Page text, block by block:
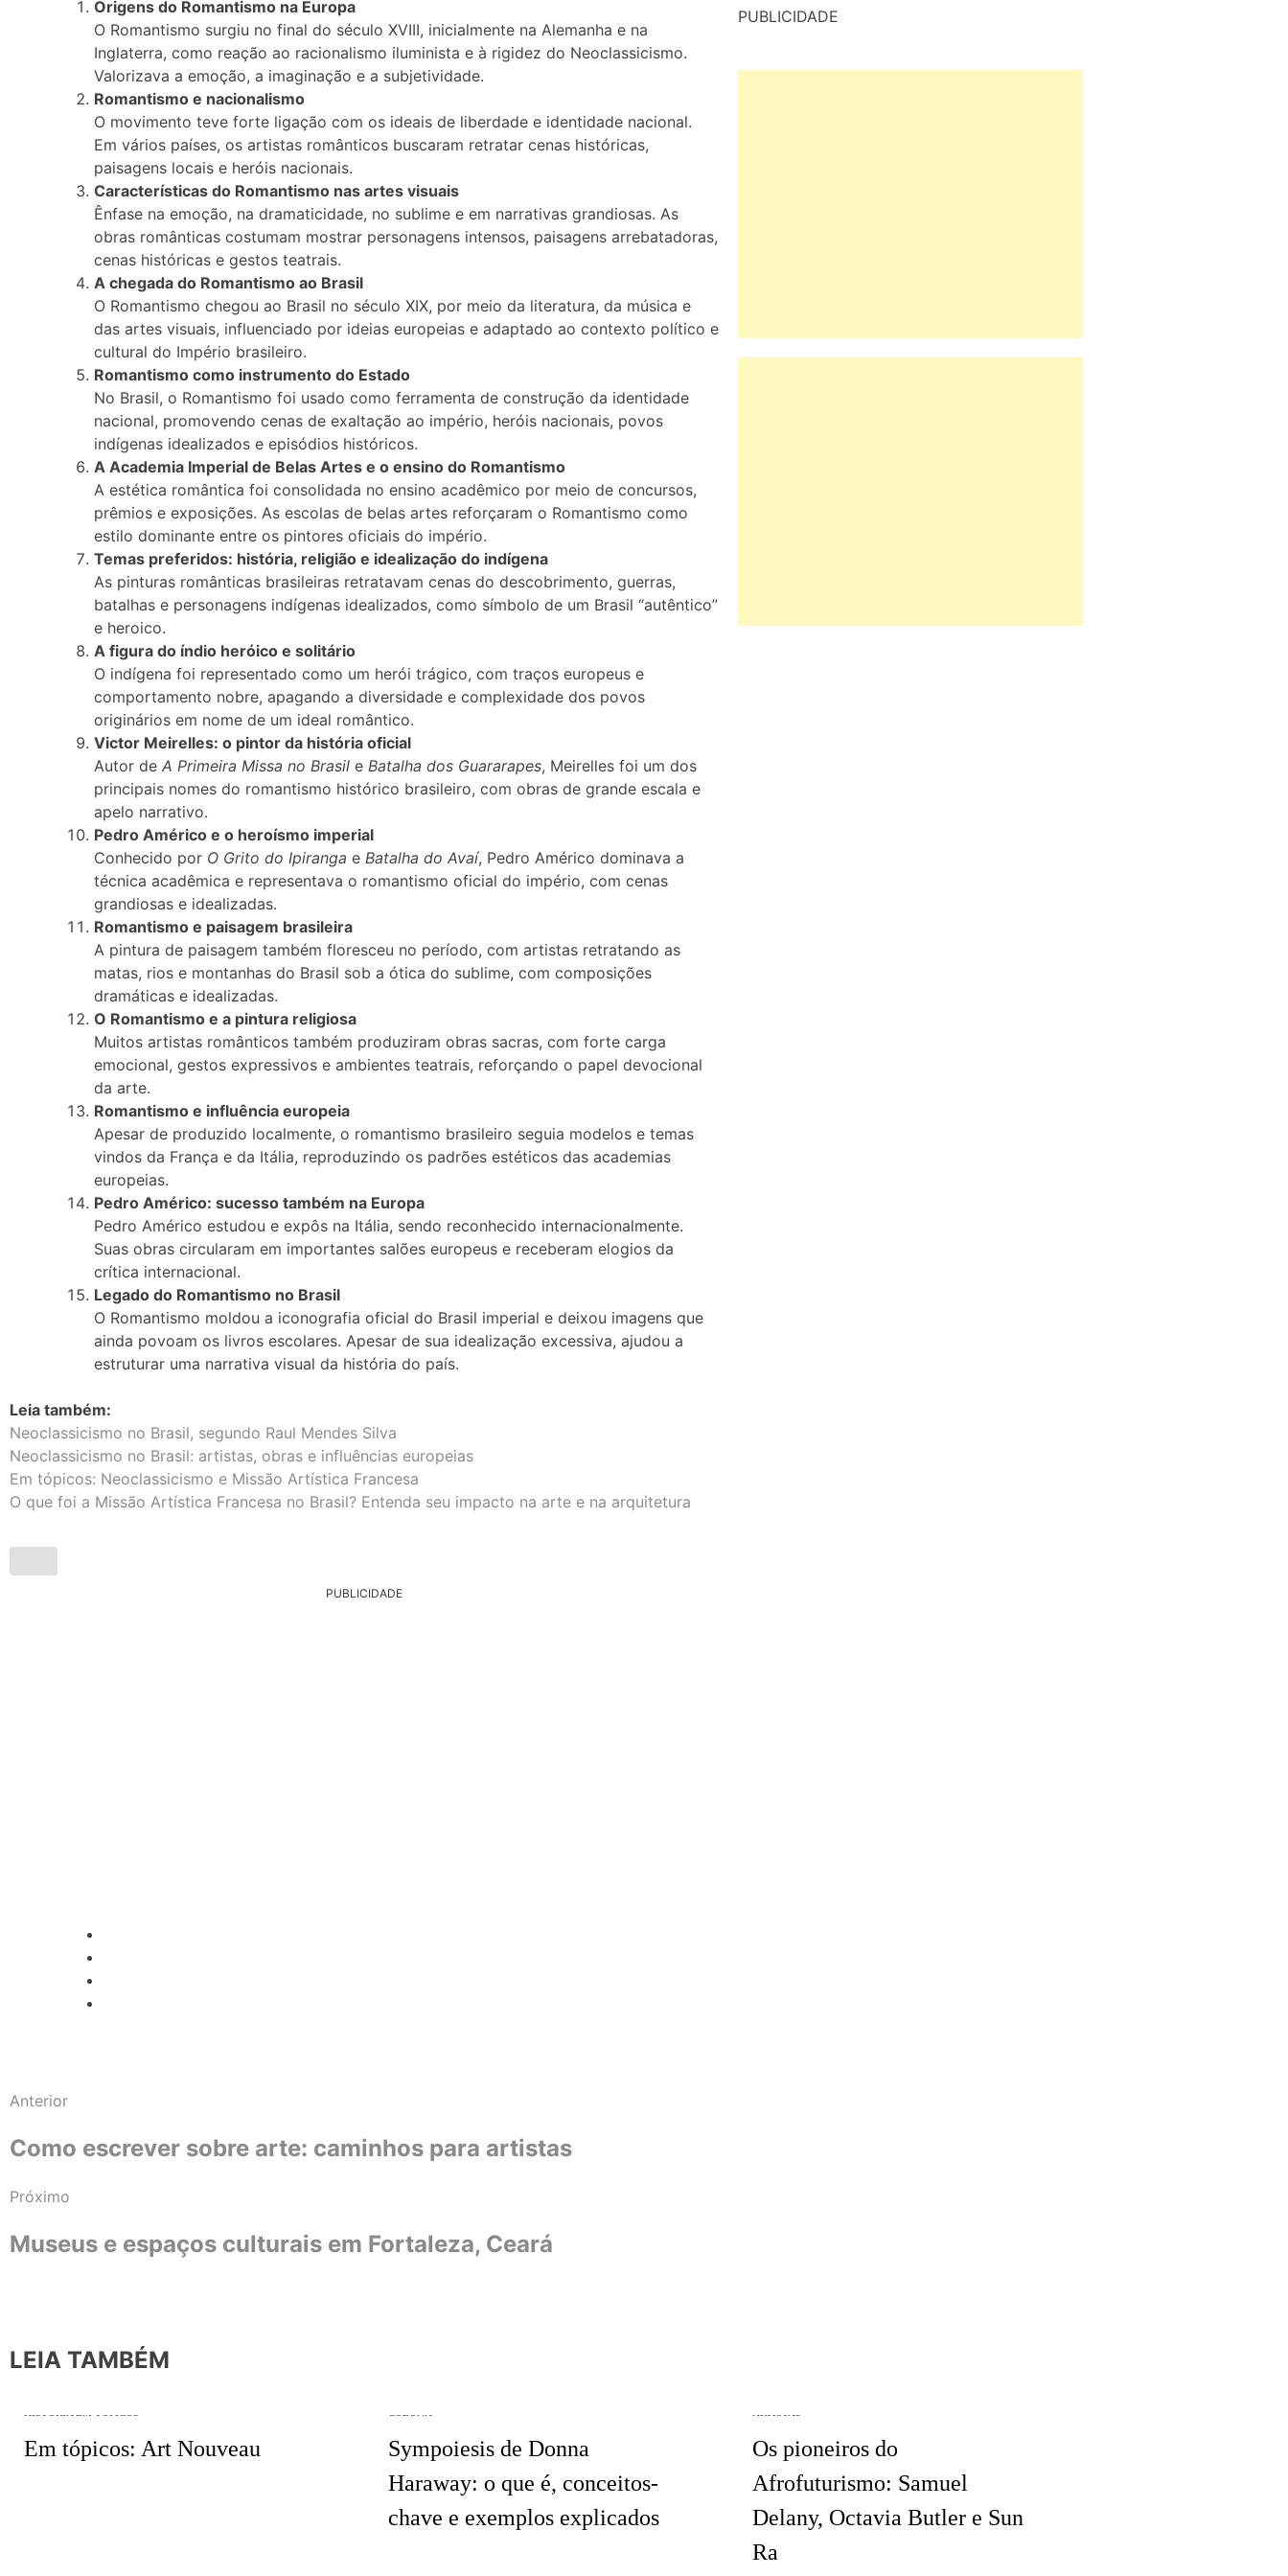
Origens do Romantismo na Europa
O Romantismo surgiu no final do século XVIII, inicialmente na Alemanha e na
Inglaterra, como reação ao racionalismo iluminista e à rigidez do Neoclassicismo.
Valorizava a emoção, a imaginação e a subjetividade.
Romantismo e nacionalismo
O movimento teve forte ligação com os ideais de liberdade e identidade nacional.
Em vários países, os artistas românticos buscaram retratar cenas históricas,
paisagens locais e heróis nacionais.
Características do Romantismo nas artes visuais
Ênfase na emoção, na dramaticidade, no sublime e em narrativas grandiosas. As
obras românticas costumam mostrar personagens intensos, paisagens arrebatadoras,
cenas históricas e gestos teatrais.
A chegada do Romantismo ao Brasil
O Romantismo chegou ao Brasil no século XIX, por meio da literatura, da música e
das artes visuais, influenciado por ideias europeias e adaptado ao contexto político e
cultural do Império brasileiro.
Romantismo como instrumento do Estado
No Brasil, o Romantismo foi usado como ferramenta de construção da identidade
nacional, promovendo cenas de exaltação ao império, heróis nacionais, povos
indígenas idealizados e episódios históricos.
A Academia Imperial de Belas Artes e o ensino do Romantismo
A estética romântica foi consolidada no ensino acadêmico por meio de concursos,
prêmios e exposições. As escolas de belas artes reforçaram o Romantismo como
estilo dominante entre os pintores oficiais do império.
Temas preferidos: história, religião e idealização do indígena
As pinturas românticas brasileiras retratavam cenas do descobrimento, guerras,
batalhas e personagens indígenas idealizados, como símbolo de um Brasil “autêntico”
e heroico.
A figura do índio heróico e solitário
O indígena foi representado como um herói trágico, com traços europeus e
comportamento nobre, apagando a diversidade e complexidade dos povos
originários em nome de um ideal romântico.
Victor Meirelles: o pintor da história oficial
Autor de A Primeira Missa no Brasil e Batalha dos Guararapes, Meirelles foi um dos
principais nomes do romantismo histórico brasileiro, com obras de grande escala e
apelo narrativo.
Pedro Américo e o heroísmo imperial
Conhecido por O Grito do Ipiranga e Batalha do Avaí, Pedro Américo dominava a
técnica acadêmica e representava o romantismo oficial do império, com cenas
grandiosas e idealizadas.
Romantismo e paisagem brasileira
A pintura de paisagem também floresceu no período, com artistas retratando as
matas, rios e montanhas do Brasil sob a ótica do sublime, com composições
dramáticas e idealizadas.
O Romantismo e a pintura religiosa
Muitos artistas românticos também produziram obras sacras, com forte carga
emocional, gestos expressivos e ambientes teatrais, reforçando o papel devocional
da arte.
Romantismo e influência europeia
Apesar de produzido localmente, o romantismo brasileiro seguia modelos e temas
vindos da França e da Itália, reproduzindo os padrões estéticos das academias
europeias.
Pedro Américo: sucesso também na Europa
Pedro Américo estudou e expôs na Itália, sendo reconhecido internacionalmente.
Suas obras circularam em importantes salões europeus e receberam elogios da
crítica internacional.
Legado do Romantismo no Brasil
O Romantismo moldou a iconografia oficial do Brasil imperial e deixou imagens que
ainda povoam os livros escolares. Apesar de sua idealização excessiva, ajudou a
estruturar uma narrativa visual da história do país.
Leia também:
Neoclassicismo no Brasil, segundo Raul Mendes Silva
Neoclassicismo no Brasil: artistas, obras e influências europeias
Em tópicos: Neoclassicismo e Missão Artística Francesa
O que foi a Missão Artística Francesa no Brasil? Entenda seu impacto na arte e na arquitetura
PUBLICIDADE
PUBLICIDADE
Anterior
Como escrever sobre arte: caminhos para artistas
Próximo
Museus e espaços culturais em Fortaleza, Ceará
LEIA TAMBÉM
HISTÓRIA EM TÓPICOS
Em tópicos: Art Nouveau
COLUNA
Sympoiesis de Donna
Haraway: o que é, conceitos-
chave e exemplos explicados
ARTISTAS
Os pioneiros do
Afrofuturismo: Samuel
Delany, Octavia Butler e Sun
Ra